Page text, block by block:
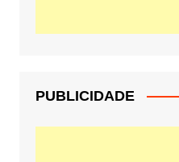
PUBLICIDADE